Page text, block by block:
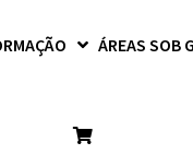
ÁREAS SOB